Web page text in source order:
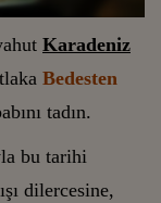
Karadeniz
Bedesten
tadın.
bu tarihi
dilercesine,